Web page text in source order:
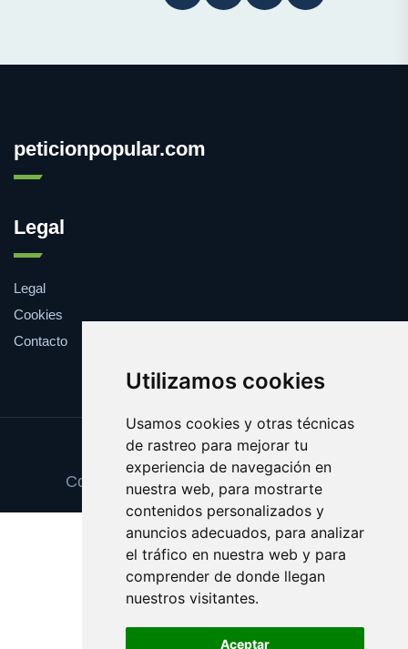
Utilizamos cookies
Usamos cookies y otras técnicas
de rastreo para mejorar tu
experiencia de navegación en
nuestra web, para mostrarte
contenidos personalizados y
anuncios adecuados, para analizar
el tráfico en nuestra web y para
comprender de donde llegan
nuestros visitantes.
Aceptar
peticionpopular.com
Legal
Legal
Cookies
Contacto
Update cookies preferences
Copyright © 2025 peticionpopular.com